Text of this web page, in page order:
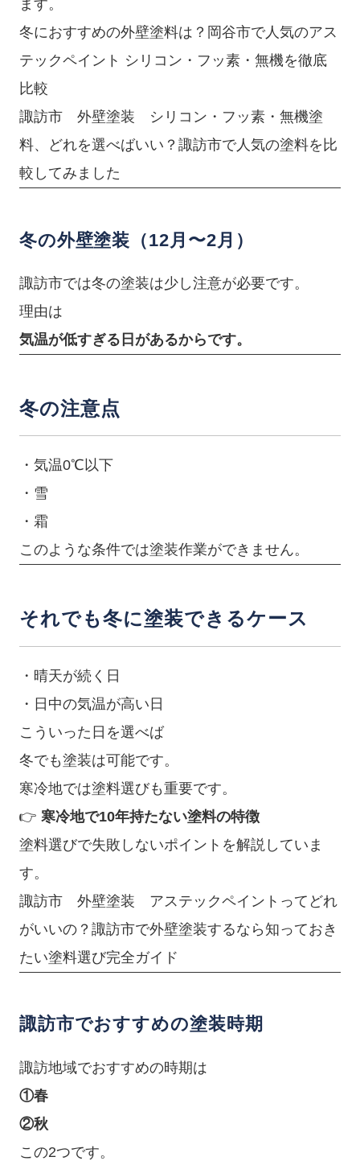
ます。
冬におすすめの外壁塗料は？岡谷市で人気のアス
テックペイント シリコン・フッ素・無機を徹底
比較
諏訪市 外壁塗装 シリコン・フッ素・無機塗
料、どれを選べばいい？諏訪市で人気の塗料を比
較してみました
冬の外壁塗装（12月〜2月）
諏訪市では冬の塗装は少し注意が必要です。
理由は
気温が低すぎる日があるからです。
冬の注意点
・気温0℃以下
・雪
・霜
このような条件では塗装作業ができません。
それでも冬に塗装できるケース
・晴天が続く日
・日中の気温が高い日
こういった日を選べば
冬でも塗装は可能です。
寒冷地では塗料選びも重要です。
👉 寒冷地で10年持たない塗料の特徴
塗料選びで失敗しないポイントを解説していま
す。
諏訪市 外壁塗装 アステックペイントってどれ
がいいの？諏訪市で外壁塗装するなら知っておき
たい塗料選び完全ガイド
諏訪市でおすすめの塗装時期
諏訪地域でおすすめの時期は
①春
②秋
この2つです。